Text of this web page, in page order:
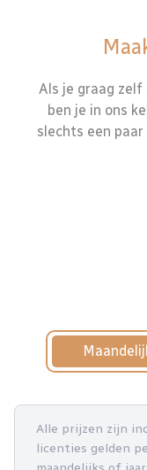
Als je graag
ben je in ons
slechts een
Alle prijzen zijn
licenties gelden